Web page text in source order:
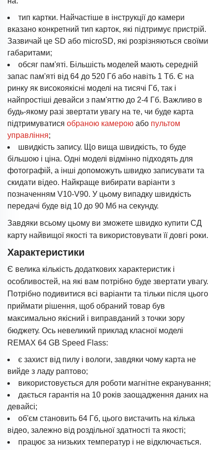
тип картки. Найчастіше в інструкції до камери
вказано конкретний тип карток, які підтримує пристрій.
Зазвичай це SD або microSD, які розрізняються своїми
габаритами;
обсяг пам'яті. Більшість моделей мають середній
запас пам'яті від 64 до 520 Гб або навіть 1 Тб. Є на
ринку як високоякісні моделі на тисячі Гб, так і
найпростіші девайси з пам'яттю до 2-4 Гб. Важливо в
будь-якому разі звертати увагу на те, чи буде карта
підтримуватися обраною камерою або пультом
управління;
швидкість запису. Що вища швидкість, то буде
більшою і ціна. Одні моделі відмінно підходять для
фотографій, а інші допоможуть швидко записувати та
скидати відео. Найкраще вибирати варіанти з
позначенням V10-V90. У цьому випадку швидкість
передачі буде від 10 до 90 Мб на секунду.
Завдяки всьому цьому ви зможете швидко купити СД
карту найвищої якості та використовувати її довгі роки.
Характеристики
Є велика кількість додаткових характеристик і
особливостей, на які вам потрібно буде звертати увагу.
Потрібно подивитися всі варіанти та тільки після цього
приймати рішення, щоб обраний товар був
максимально якісний і виправданий з точки зору
бюджету. Ось невеликий приклад класної моделі
REMAX 64 GB Speed Flass:
є захист від пилу і вологи, завдяки чому карта не
вийде з ладу раптово;
використовується для роботи магнітне екранування;
дається гарантія на 10 років заощадження даних на
девайсі;
об'єм становить 64 Гб, цього вистачить на кілька
відео, залежно від роздільної здатності та якості;
працює за низьких температур і не відключається.